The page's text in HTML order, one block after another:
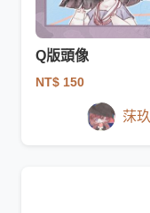
Q版頭像
NT$ 150
莯玖